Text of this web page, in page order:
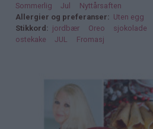
Sommerlig
Jul
Nyttårsaften
Allergier og preferanser
Uten egg
Stikkord
jordbær Oreo sjokolade
ostekake
JUL Fromasj